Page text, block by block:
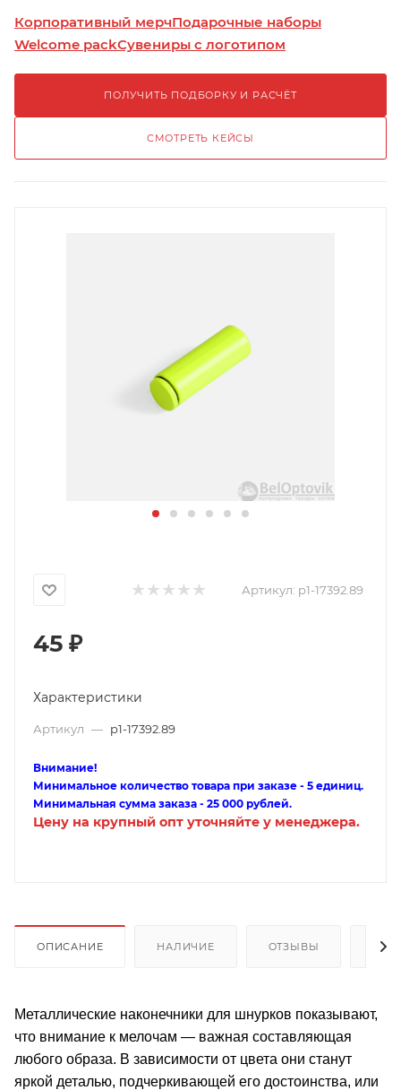
Корпоративный мерчПодарочные наборы
Welcome packСувениры с логотипом
ПОЛУЧИТЬ ПОДБОРКУ И РАСЧЁТ
СМОТРЕТЬ КЕЙСЫ
Артикул: p1-17392.89
45 ₽
Характеристики
Артикул — p1-17392.89
Внимание!
Минимальное количество товара при заказе - 5 единиц.
Минимальная сумма заказа - 25 000 рублей.
Цену на крупный опт уточняйте у менеджера.
ОПИСАНИЕ НАЛИЧИЕ ОТЗЫВЫ
Металлические наконечники для шнурков показывают,
что внимание к мелочам — важная составляющая
любого образа. В зависимости от цвета они станут
яркой деталью, подчеркивающей его достоинства, или